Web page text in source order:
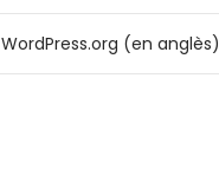
WordPress.org (en anglès)